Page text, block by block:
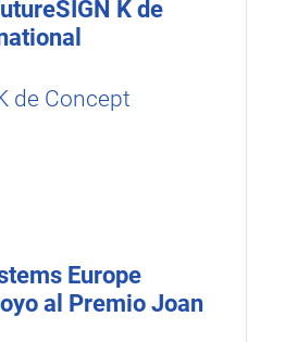
K de
Europe
al Premio Joan